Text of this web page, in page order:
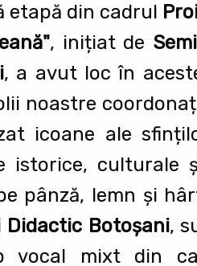
etapă din cadrul
, inițiat de
, a avut loc în
noastre
icoane ale
istorice, culturale
pânză, lemn și
Didactic Botoșani,
vocal mixt din